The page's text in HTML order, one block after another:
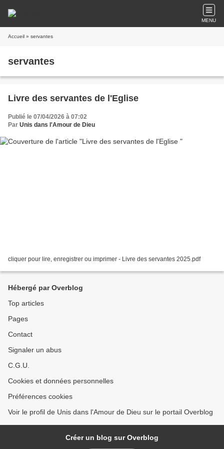
MENU
Accueil » servantes
servantes
Livre des servantes de l'Eglise
Publié le 07/04/2026 à 07:02
Par Unis dans l'Amour de Dieu
cliquer pour lire, enregistrer ou imprimer - Livre des servantes 2025.pdf
Hébergé par Overblog
Top articles
Pages
Contact
Signaler un abus
C.G.U.
Cookies et données personnelles
Préférences cookies
Voir le profil de Unis dans l'Amour de Dieu sur le portail Overblog
Créer un blog sur Overblog